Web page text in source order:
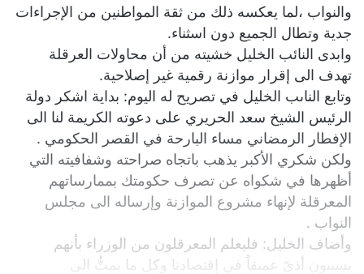
والنواب ،لما يعكسه ذلك من ثقة المواطنين من الإجراءات
جدية وتطال الجميع دون اسثناء.
وابدى النائب الخليل خشيته من أن محاولات العرقلة
تهدف الى إقرار موازنة رقمية غير إصلاحية.
وتابع الناىب الخليل في تصريح له اليوم: بداية اشكر دولة
الرئيس الشيخ سعد الحريري على دعوته الكريمة لنا الى
الإفطار الرمضاني مساء البارحة في القصر الحكومي .
ولكن شكري الأكبر يذهب باتجاه صراحته وشفافيته التي
أظهرها في شكواه عن تصرف حكومتك بممارساتهم
المعرقلة لإنهاء مشروع الموازنة وإرساله الى مجلس
النواب .
وأضاف الخليل: فليعلم المعرقلون من الوزراء بأنهم
يسببون أذىً عميقاً في إقتصادنا وكل ما يمتُّ الى